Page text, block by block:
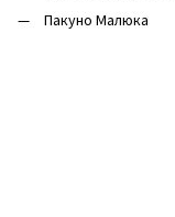
Пакуно Малюка